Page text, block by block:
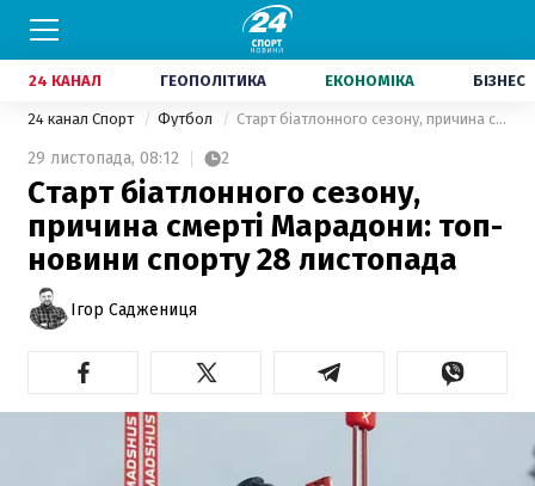
24 КАНАЛ ГЕОПОЛІТИКА ЕКОНОМІКА БІЗНЕС
24 канал Спорт Футбол Старт біатлонного сезону, причина смерті Марадони: топ-новини спорту 28 листопада
29 листопада, 08:12 2
Старт біатлонного сезону,
причина смерті Марадони: топ-
новини спорту 28 листопада
Ігор Саджениця